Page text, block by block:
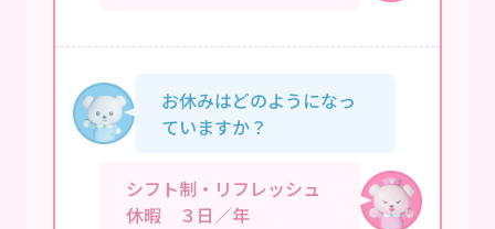
お休みはどのようになっ
ていますか？
シフト制・リフレッシュ
休暇 ３日／年